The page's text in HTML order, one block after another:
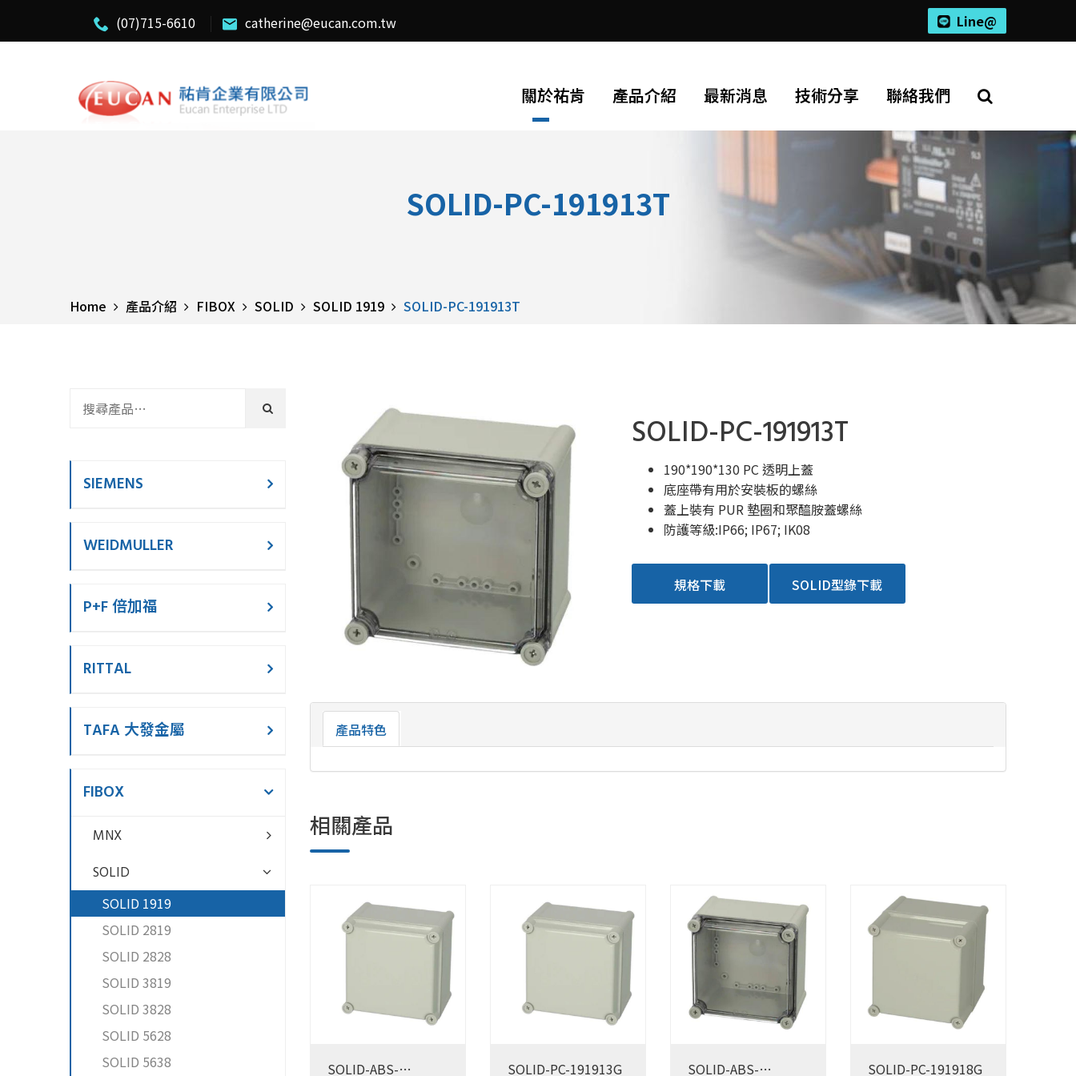
(07)715-6610 catherine@eucan.com.tw Line@
關於祐肯 產品介紹 最新消息 技術分享 聯絡我們
SOLID-PC-191913T
Home 產品介紹 FIBOX SOLID SOLID 1919 SOLID-PC-191913T
SOLID-PC-191913T
190*190*130 PC 透明上蓋
底座帶有用於安裝板的螺絲
蓋上裝有 PUR 墊圈和聚醯胺蓋螺絲
防護等級:IP66; IP67; IK08
規格下載 SOLID型錄下載
產品特色
相關產品
SOLID-ABS- SOLID-PC-191913G SOLID-ABS- SOLID-PC-191918G
SIEMENS
WEIDMULLER
P+F 倍加福
RITTAL
TAFA 大發金屬
FIBOX
MNX
SOLID
SOLID 1919
SOLID 2819
SOLID 2828
SOLID 3819
SOLID 3828
SOLID 5628
SOLID 5638